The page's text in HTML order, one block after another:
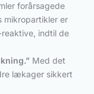
forårsagede
mikropartikler er
indtil de
Med det
lækager sikkert